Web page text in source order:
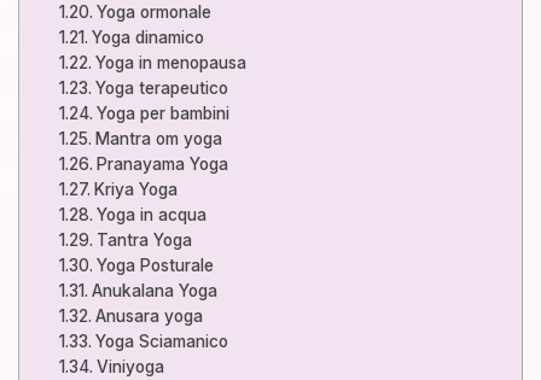
Yoga ormonale
Yoga dinamico
Yoga in menopausa
Yoga terapeutico
Yoga per bambini
Mantra om yoga
Pranayama Yoga
Kriya Yoga
Yoga in acqua
Tantra Yoga
Yoga Posturale
Anukalana Yoga
Anusara yoga
Yoga Sciamanico
Viniyoga